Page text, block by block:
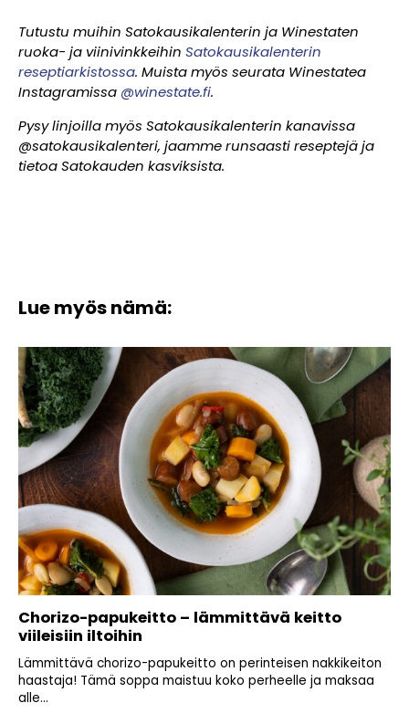
Tutustu muihin Satokausikalenterin ja Winestaten
ruoka- ja viinivinkkeihin Satokausikalenterin
reseptiarkistossa. Muista myös seurata Winestatea
Instagramissa @winestate.fi.
Pysy linjoilla myös Satokausikalenterin kanavissa
@satokausikalenteri, jaamme runsaasti reseptejä ja
tietoa Satokauden kasviksista.
Lue myös nämä:
Chorizo-papukeitto – lämmittävä keitto
viileisiin iltoihin
Lämmittävä chorizo-papukeitto on perinteisen nakkikeiton
haastaja! Tämä soppa maistuu koko perheelle ja maksaa
alle...